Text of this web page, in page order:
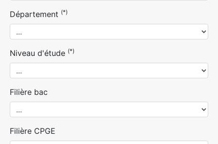
Département (*)
Niveau d'étude (*)
Filière bac
Filière CPGE